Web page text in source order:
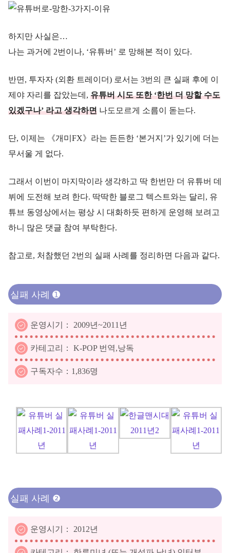
하지만 사실은…
나는 과거에 2번이나, ‘유튜버’ 로 망해본 적이 있다.
반면, 투자자 (외환 트레이더) 로서는 3번의 큰 실패 후에 이
제야 자리를 잡았는데, 유튜버 시도 또한 ‘한번 더 망할 수도
있겠구나’ 라고 생각하면 나도모르게 소름이 돋는다.
단, 이제는 《개미FX》라는 든든한 ‘본거지’가 있기에 더는
무서울 게 없다.
그래서 이번이 마지막이라 생각하고 딱 한번만 더 유튜버 데
뷔에 도전해 보려 한다. 딱딱한 블로그 텍스트와는 달리, 유
튜브 동영상에서는 평상 시 대화하듯 편하게 운영해 보려고
하니 많은 댓글 참여 부탁한다.
참고로, 처참했던 2번의 실패 사례를 정리하면 다음과 같다.
실패 사례 ➊
운영시기： 2009년~2011년
카테고리： K-POP 번역,낭독
구독자수：1,836명
실패 사례 ❷
운영시기： 2012년